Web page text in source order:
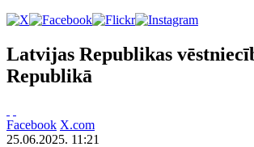
Latvijas Republikas
Republikā
Facebook X.com
25.06.2025. 11:21